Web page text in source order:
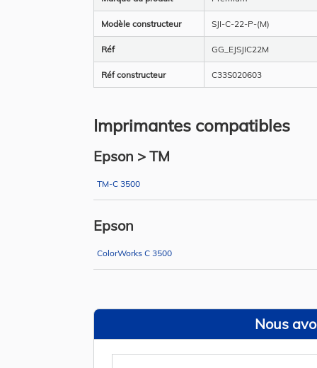
Modèle constructeur SJI-C-22-P-(M)
Réf GG_EJSJIC22M
Réf constructeur C33S020603
Imprimantes compatibles
Epson > TM
TM-C 3500
Epson
ColorWorks C 3500
Nous